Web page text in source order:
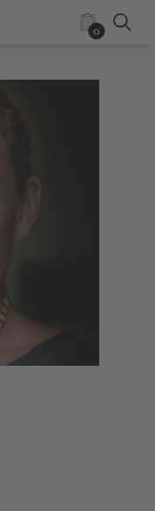
0